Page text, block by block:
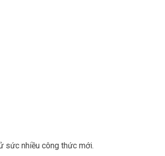
sức nhiều công thức mới.